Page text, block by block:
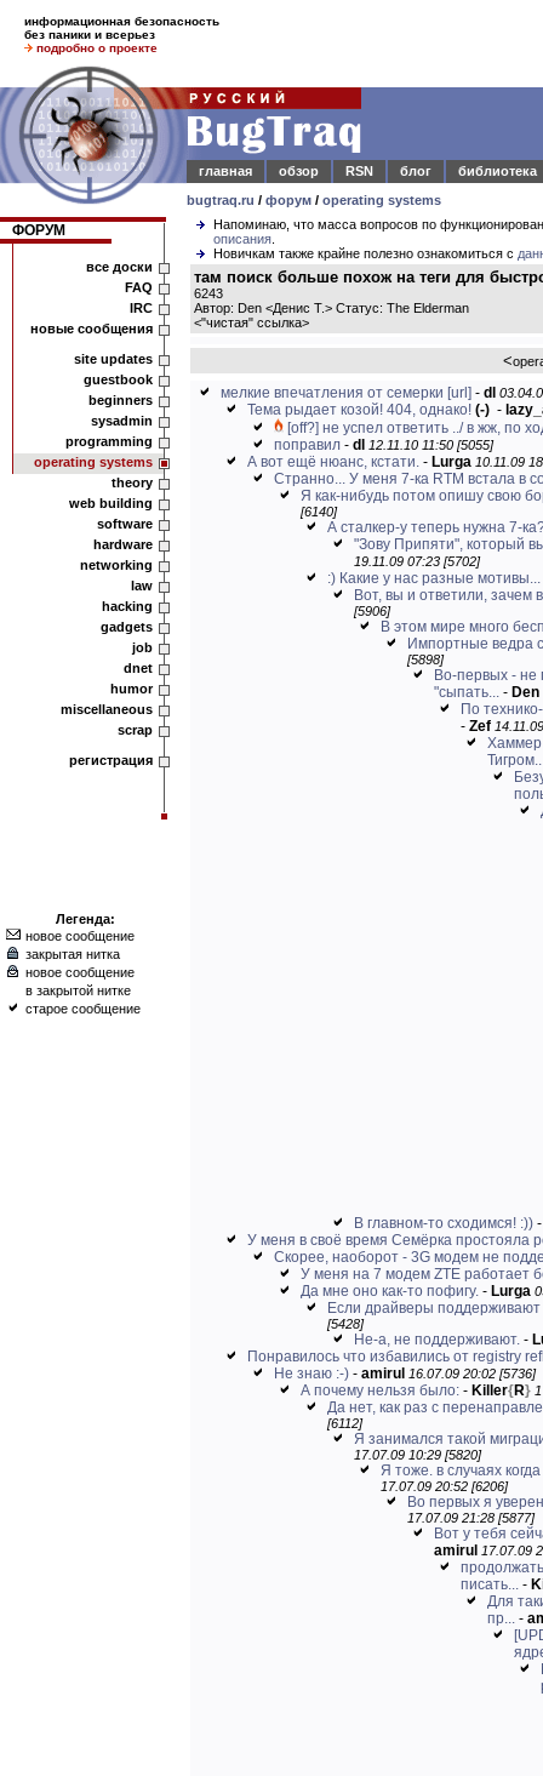
информационная безопасность
без паники и всерьез
подробно о проекте
главная обзор RSN блог
библиотека
bugtraq.ru / форум / operating systems
ФОРУМ
все доски
FAQ
IRC
новые сообщения
site updates
guestbook
beginners
sysadmin
programming
operating systems
theory
web building
software
hardware
networking
law
hacking
gadgets
job
dnet
humor
miscellaneous
scrap
регистрация
Легенда:
новое сообщение
закрытая нитка
новое сообщение
в закрытой нитке
старое сообщение
Напоминаю, что масса вопросов по
описания
Новичкам также крайне полезно ознакомиться с
там поиск больше похож на теги для
6243
Автор: Den <Денис Т.> Статус: The Elderman
<"чистая" ссылка>
<
мелкие впечатления от семерки [url] - dl
Тема рыдает козой! 404, однако! (-) -
[off?] не успел ответить ../ в жж, по
поправил - dl 12.11.10 11:50 [5055]
А вот ещё нюанс, кстати. - Lurga 10.11.09
Странно... У меня 7-ка RTM встала в
Я как-нибудь потом опишу свою
[6140]
А сталкер-у теперь нужна 7-
"Зову Припяти", который
19.11.09 07:23 [5702]
:) Какие у нас разные мотивы...
Вот, вы и ответили, зачем
[5906]
В этом мире много
Импортные ведра
[5898]
Во-первых - не
"сыпать... - Den
По
- Zef
Хаммер
В главном-то сходимся! :))
У меня в своё время Семёрка простояла
Скорее, наоборот - 3G модем не
У меня на 7 модем ZTE работает
Да мне оно как-то пофигу. - Lurga
Если драйверы поддерживают
[5428]
Не-а, не поддерживают. -
Понравилось что избавились от registry
Не знаю :-) - amirul 16.07.09 20:02 [5736]
А почему нельзя было: - Killer{R}
Да нет, как раз с
[6112]
Я занимался такой
17.07.09 10:29 [5820]
Я тоже. в случаях
17.07.09 20:52 [6206]
Во первых я
17.07.09 21:28 [5877]
Вот у тебя
amirul 17.07.09
писать... -
Для
пр... -